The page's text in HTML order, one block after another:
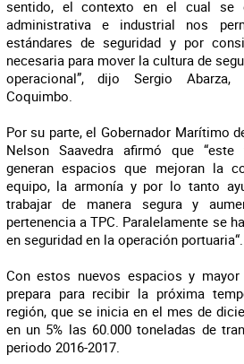
sentido, el contexto en el cual se
administrativa e industrial nos
estándares de seguridad y por
necesaria para mover la cultura de
operacional”, dijo Sergio Abarza,
Coquimbo.
Por su parte, el Gobernador Marítimo
Nelson Saavedra afirmó que
generan espacios que mejoran la
equipo, la armonía y por lo tanto
trabajar de manera segura y
pertenencia a TPC. Paralelamente se
en seguridad en la operación portuaria“.
Con estos nuevos espacios y
prepara para recibir la próxima
región, que se inicia en el mes de
en un 5% las 60.000 toneladas de
periodo 2016-2017.